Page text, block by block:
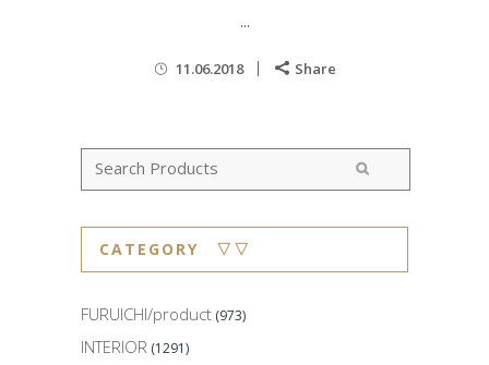
...
11.06.2018 Share
CATEGORY ▽▽
FURUICHI/product (973)
INTERIOR (1291)